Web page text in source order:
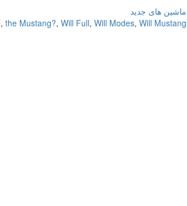
ماشین های جدید
, the Mustang?, Will Full, Will Modes, Will Mustang?